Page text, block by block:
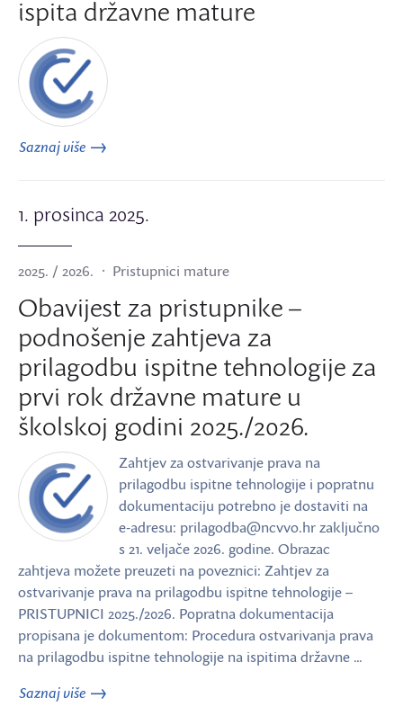
ispita državne mature
Saznaj više
1. prosinca 2025.
2025. / 2026. Pristupnici mature
Obavijest za pristupnike –
podnošenje zahtjeva za
prilagodbu ispitne tehnologije za
prvi rok državne mature u
školskoj godini 2025./2026.
Zahtjev za ostvarivanje prava na
prilagodbu ispitne tehnologije i popratnu
dokumentaciju potrebno je dostaviti na
e‑adresu: prilagodba@ncvvo.hr zaključno
s 21. veljače 2026. godine. Obrazac
zahtjeva možete preuzeti na poveznici: Zahtjev za
ostvarivanje prava na prilagodbu ispitne tehnologije –
PRISTUPNICI 2025./2026. Popratna dokumentacija
propisana je dokumentom: Procedura ostvarivanja prava
na prilagodbu ispitne tehnologije na ispitima državne …
Saznaj više